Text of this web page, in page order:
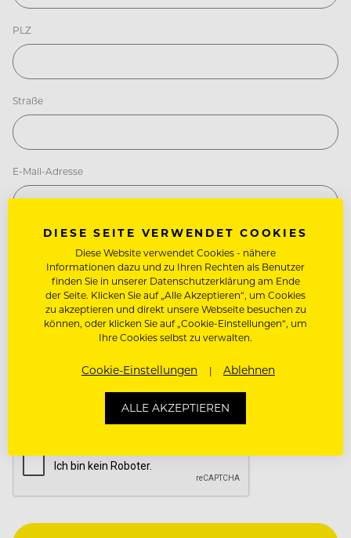
PLZ
Straße
E-Mail-Adresse
Freitext
DIESE SEITE VERWENDET COOKIES
Diese Website verwendet Cookies - nähere
Informationen dazu und zu Ihren Rechten als Benutzer
finden Sie in unserer Datenschutzerklärung am Ende
der Seite. Klicken Sie auf „Alle Akzeptieren“, um Cookies
zu akzeptieren und direkt unsere Webseite besuchen zu
können, oder klicken Sie auf „Cookie-Einstellungen“, um
Ihre Cookies selbst zu verwalten.
Cookie-Einstellungen Ablehnen
ALLE AKZEPTIEREN